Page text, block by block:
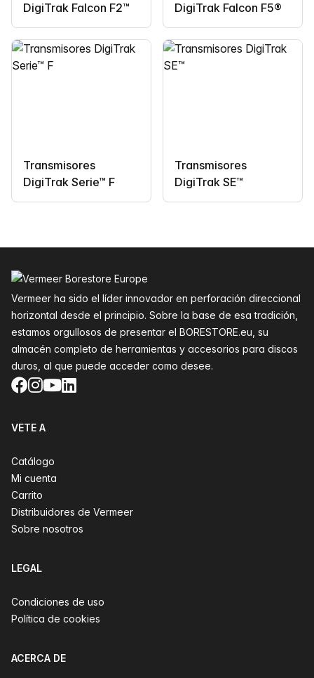
DigiTrak Falcon F2™
DigiTrak Falcon F5®
Transmisores
DigiTrak Serie™ F
Transmisores
DigiTrak SE™
Vermeer ha sido el líder innovador en perforación direccional
horizontal desde el principio. Sobre la base de esa tradición,
estamos orgullosos de presentar el BORESTORE.eu, su
almacén completo de herramientas y accesorios para discos
duros, al que puede acceder como desee.
Facebook
Instagram
YouTube
LinkedIn
VETE A
Catálogo
Mi cuenta
Carrito
Distribuidores de Vermeer
Sobre nosotros
LEGAL
Condiciones de uso
Política de cookies
ACERCA DE